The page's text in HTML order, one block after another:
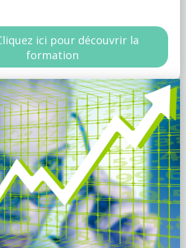
ici pour découvrir la
formation